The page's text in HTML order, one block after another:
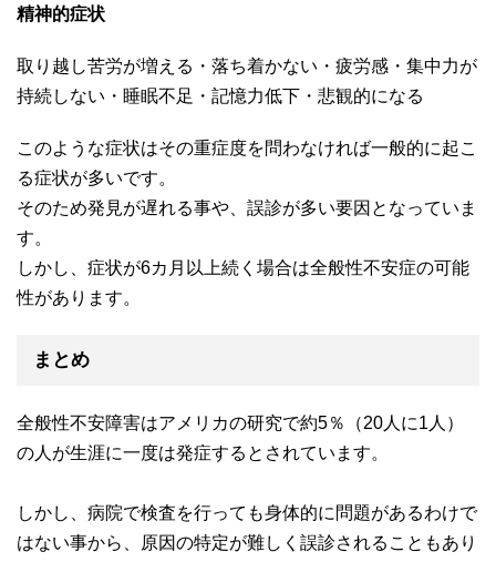
精神的症状
取り越し苦労が増える・落ち着かない・疲労感・集中力が
持続しない・睡眠不足・記憶力低下・悲観的になる
このような症状はその重症度を問わなければ一般的に起こ
る症状が多いです。
そのため発見が遅れる事や、誤診が多い要因となっていま
す。
しかし、症状が6カ月以上続く場合は全般性不安症の可能
性があります。
まとめ
全般性不安障害はアメリカの研究で約5％（20人に1人）
の人が生涯に一度は発症するとされています。
しかし、病院で検査を行っても身体的に問題があるわけで
はない事から、原因の特定が難しく誤診されることもあり